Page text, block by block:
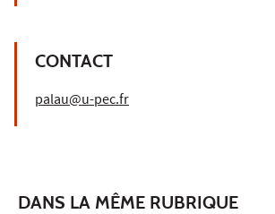
CONTACT
palau@u-pec.fr
DANS LA MÊME RUBRIQUE